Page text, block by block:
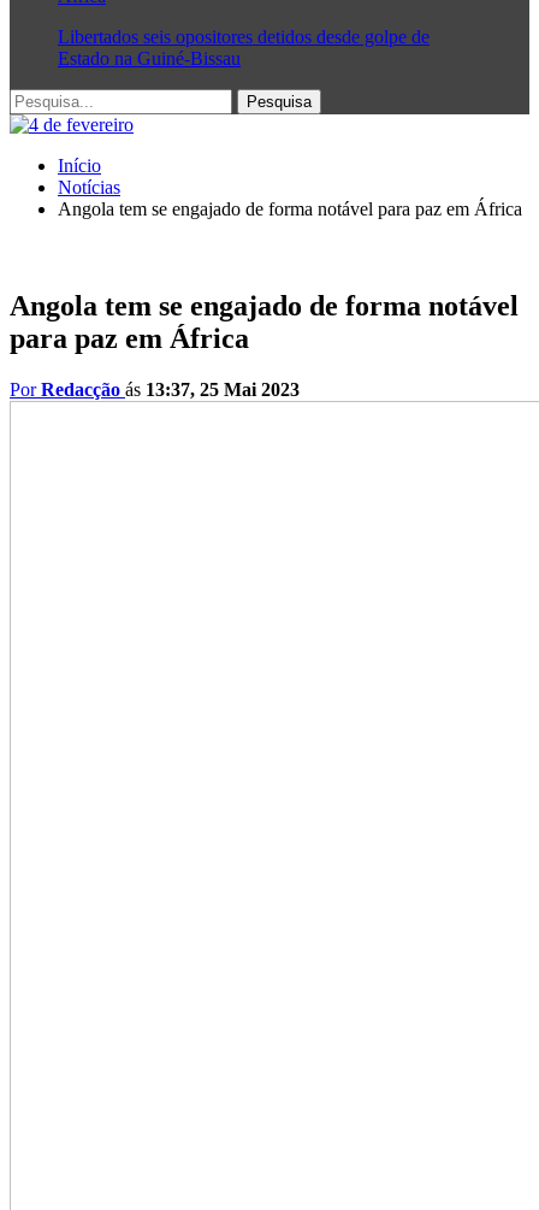
Libertados seis opositores detidos desde golpe de
Estado na Guiné-Bissau
Início
Notícias
Angola tem se engajado de forma notável para paz em África
Angola tem se engajado de forma notável
para paz em África
PorRedacção ás 13:37, 25 Mai 2023